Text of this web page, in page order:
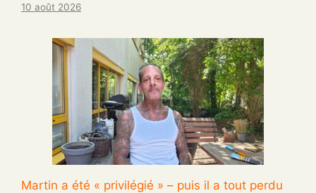
10 août 2026
Martin a été « privilégié » – puis il a tout perdu